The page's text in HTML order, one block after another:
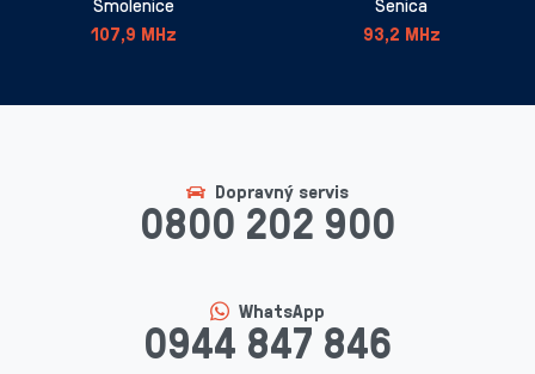
107,9 MHz
93,2 MHz
Dopravný servis
0800 202 900
WhatsApp
0944 847 846